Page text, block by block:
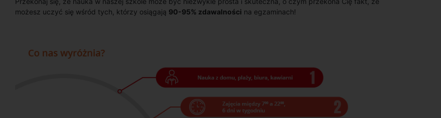
możesz uczyć się wśród tych, którzy osiągają 90-95% zdawalności na egzaminach!